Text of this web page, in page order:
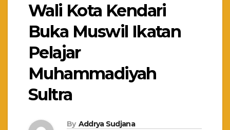
Wali Kota Kendari
Buka Muswil Ikatan
Pelajar
Muhammadiyah
Sultra
By Addrya Sudjana